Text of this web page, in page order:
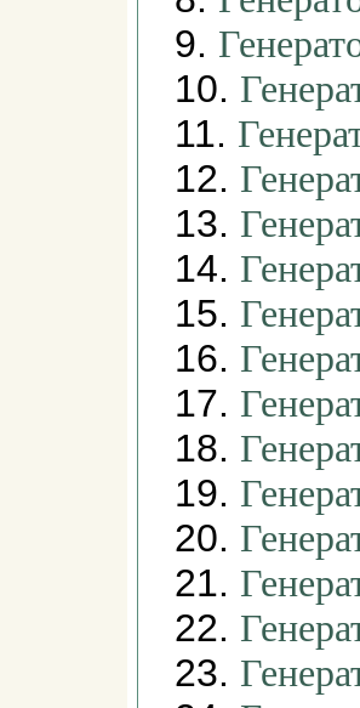
9.
10.
11.
12.
13.
14.
15.
16.
17.
18.
19.
20.
21.
22.
23.